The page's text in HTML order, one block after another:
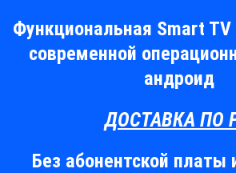
Функциональная Smart TV
современной
андроид
ДОСТАВКА ПО
Без абонентской платы